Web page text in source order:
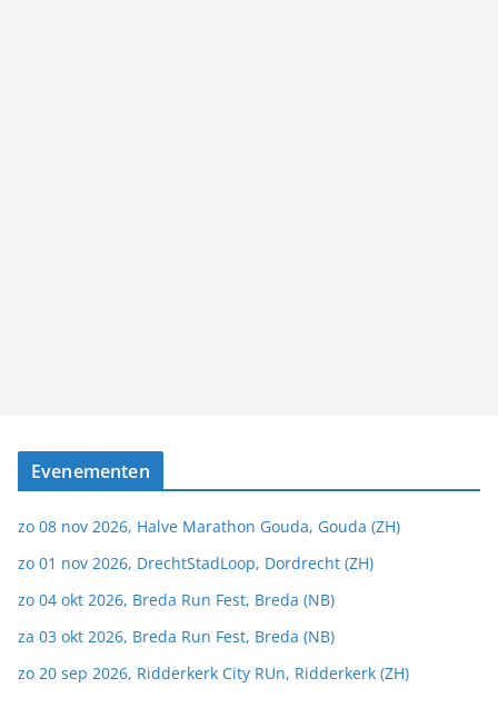
Evenementen
zo 08 nov 2026, Halve Marathon Gouda, Gouda (ZH)
zo 01 nov 2026, DrechtStadLoop, Dordrecht (ZH)
zo 04 okt 2026, Breda Run Fest, Breda (NB)
za 03 okt 2026, Breda Run Fest, Breda (NB)
zo 20 sep 2026, Ridderkerk City RUn, Ridderkerk (ZH)